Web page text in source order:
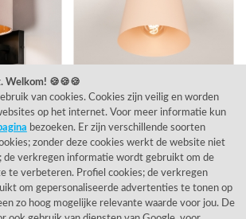
84,90
73808 · Poederroze -
Aanbieding ·voorradig 39,90
(3)
Welkom! 🍪🍪🍪
van cookies. Cookies zijn veilig en worden
op het internet. Voor meer informatie kun
bezoeken. Er zijn verschillende soorten
zonder deze cookies werkt de website niet
de verkregen informatie wordt gebruikt om de
te verbeteren. Profiel cookies; de verkregen
om gepersonaliseerde advertenties te tonen op
zo hoog mogelijke relevante waarde voor jou. De